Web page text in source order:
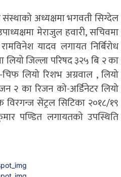
संस्थाको अध्यक्षमा भगवती सिग्देल
मेराजुल हवारी, सचिवमा
यादव लगायत निर्बिरोध
जिल्ला परिषद ३२५ बि २ का
लियो रिशभ अग्रवाल , लियो
२ का रिजन को-अर्डिनेटर लियो
सेंट्रल सिटिका २०१८/१९
पण्डित लगायतको उपस्थिति